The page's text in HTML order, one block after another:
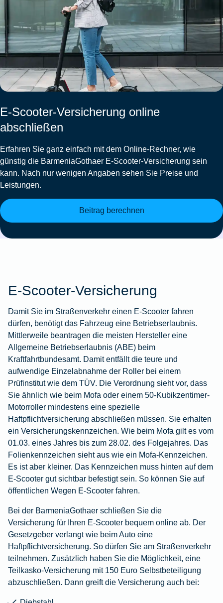
E-Scooter-Versicherung online
abschließen
Erfahren Sie ganz einfach mit dem Online-Rechner, wie
günstig die BarmeniaGothaer E-Scooter-Versicherung sein
kann. Nach nur wenigen Angaben sehen Sie Preise und
Leistungen.
Beitrag berechnen
E-Scooter-Versicherung
Damit Sie im Straßenverkehr einen E-Scooter fahren
dürfen, benötigt das Fahrzeug eine Betriebserlaubnis.
Mittlerweile beantragen die meisten Hersteller eine
Allgemeine Betriebserlaubnis (ABE) beim
Kraftfahrtbundesamt. Damit entfällt die teure und
aufwendige Einzelabnahme der Roller bei einem
Prüfinstitut wie dem TÜV. Die Verordnung sieht vor, dass
Sie ähnlich wie beim Mofa oder einem 50-Kubikzentimer-
Motorroller mindestens eine spezielle
Haftpflichtversicherung abschließen müssen. Sie erhalten
ein Versicherungskennzeichen. Wie beim Mofa gilt es vom
01.03. eines Jahres bis zum 28.02. des Folgejahres. Das
Folienkennzeichen sieht aus wie ein Mofa-Kennzeichen.
Es ist aber kleiner. Das Kennzeichen muss hinten auf dem
E-Scooter gut sichtbar befestigt sein. So können Sie auf
öffentlichen Wegen E-Scooter fahren.
Bei der BarmeniaGothaer schließen Sie die
Versicherung für Ihren E-Scooter bequem online ab. Der
Gesetzgeber verlangt wie beim Auto eine
Haftpflichtversicherung. So dürfen Sie am Straßenverkehr
teilnehmen. Zusätzlich haben Sie die Möglichkeit, eine
Teilkasko-Versicherung mit 150 Euro Selbstbeteiligung
abzuschließen. Dann greift die Versicherung auch bei: